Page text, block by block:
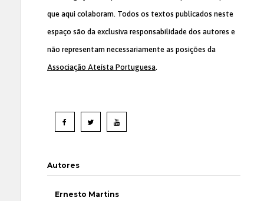
que aqui colaboram. Todos os textos publicados neste
espaço são da exclusiva responsabilidade dos autores e
não representam necessariamente as posições da
Associação Ateísta Portuguesa.
Autores
Ernesto Martins